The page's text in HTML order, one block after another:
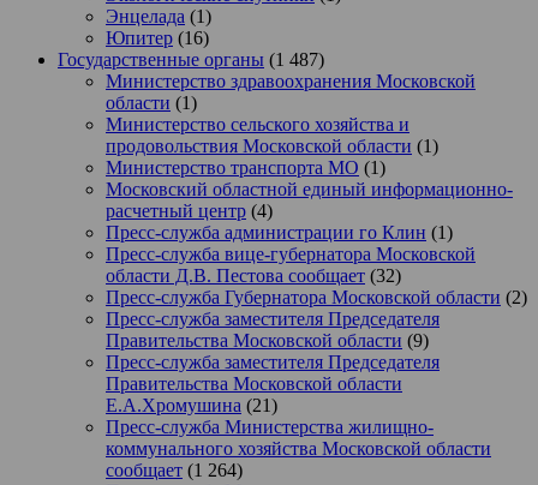
Энцелада (1)
Юпитер (16)
Государственные органы (1 487)
Министерство здравоохранения Московской
области (1)
Министерство сельского хозяйства и
продовольствия Московской области (1)
Министерство транспорта МО (1)
Московский областной единый информационно-
расчетный центр (4)
Пресс-служба администрации го Клин (1)
Пресс-служба вице-губернатора Московской
области Д.В. Пестова сообщает (32)
Пресс-служба Губернатора Московской области (2)
Пресс-служба заместителя Председателя
Правительства Московской области (9)
Пресс-служба заместителя Председателя
Правительства Московской области
Е.А.Хромушина (21)
Пресс-служба Министерства жилищно-
коммунального хозяйства Московской области
сообщает (1 264)